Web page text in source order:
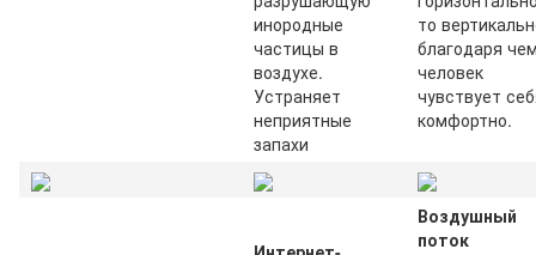
инородные
частицы в
воздухе.
Устраняет
неприятные
запахи
то
благодаря
человек
чувствует
комфортно.
Воздушный
поток